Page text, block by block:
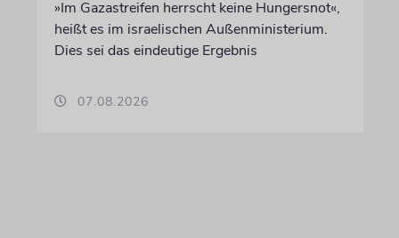
»Im Gazastreifen herrscht keine Hungersnot«,
heißt es im israelischen Außenministerium.
Dies sei das eindeutige Ergebnis
07.08.2026